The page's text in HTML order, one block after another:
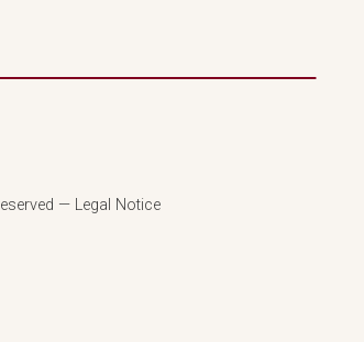
— Legal Notice